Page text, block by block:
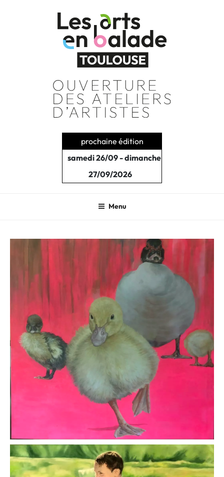
prochaine édition
samedi 26/09 - dimanche
27/09/2026
Menu